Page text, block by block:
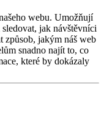
webu. Umožňují
jak návštěvníci
způsob, jakým náš web
snadno najít to, co
které by dokázaly